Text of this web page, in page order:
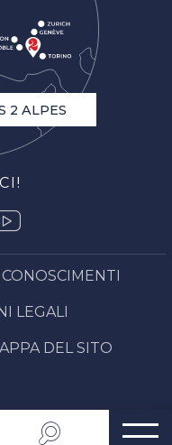
2 ALPES
LEGALI
DEL SITO